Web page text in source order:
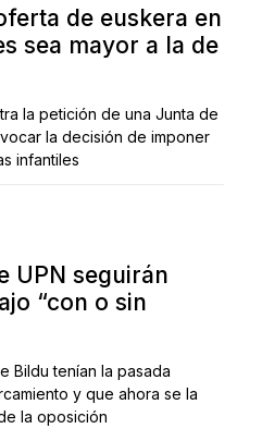
de euskera en
sea mayor a la de
la petición de una Junta de
la decisión de imponer
infantiles
UPN seguirán
“con o sin
Bildu tenían la pasada
y que ahora se la
la oposición